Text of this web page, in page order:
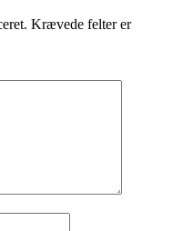
Krævede felter er